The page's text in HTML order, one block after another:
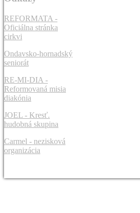
REFORMATA -
Oficiálna stránka
cirkvi
Ondavsko-hornadský
seniorát
RE-MI-DIA -
Reformovaná misia
diakónia
JOEL - Kresť.
hudobná skupina
Carmel - nezisková
organizácia